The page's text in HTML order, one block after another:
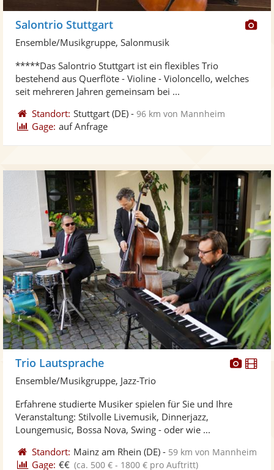
Salontrio Stuttgart
Ensemble/Musikgruppe, Salonmusik
*****Das Salontrio Stuttgart ist ein flexibles Trio
bestehend aus Querflöte - Violine - Violoncello, welches
seit mehreren Jahren gemeinsam bei ...
Standort: Stuttgart (DE) -96 km von Mannheim
Gage: auf Anfrage
Trio Lautsprache
Ensemble/Musikgruppe, Jazz-Trio
Erfahrene studierte Musiker spielen für Sie und Ihre
Veranstaltung: Stilvolle Livemusik, Dinnerjazz,
Loungemusic, Bossa Nova, Swing - oder wie ...
Standort: Mainz am Rhein (DE) - 59 km von Mannheim
Gage: €€ (ca. 500 € - 1800 € pro Auftritt)